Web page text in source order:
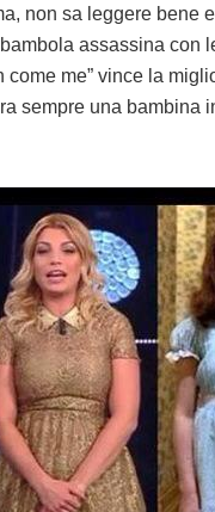
non sa leggere bene
assassina con
come me” vince la
sempre una bambina